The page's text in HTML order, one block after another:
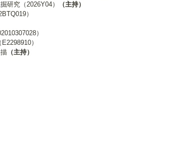
研究（2026Y04）
（主持）
）
）
）
（主持）